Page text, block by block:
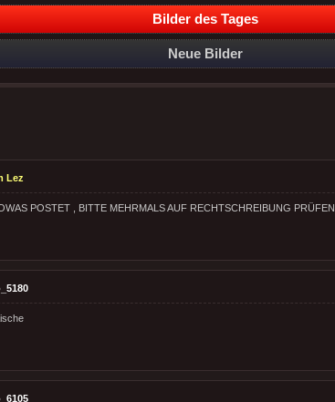
Bilder des Tages
Neue Bilder
Lez
POSTET , BITTE MEHRMALS AUF RECHTSCHREIBUNG PRÜFEN